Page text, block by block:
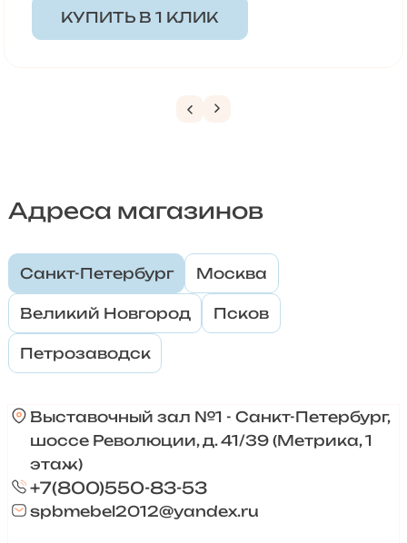
КУПИТЬ В 1 КЛИК
Адреса магазинов
Санкт-Петербург Москва
Великий Новгород Псков
Петрозаводск
Выставочный зал №1 - Санкт-Петербург,
шоссе Революции, д. 41/39 (Метрика, 1
этаж)
+7(800)550-83-53
spbmebel2012@yandex.ru